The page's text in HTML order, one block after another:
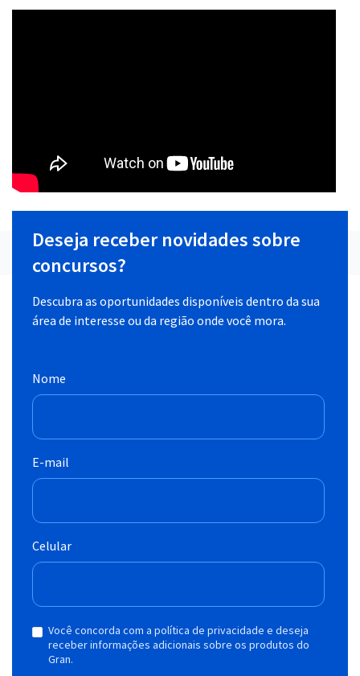
Deseja receber novidades sobre
concursos?
Descubra as oportunidades disponíveis dentro da sua
área de interesse ou da região onde você mora.
Nome
E-mail
Celular
Você concorda com a política de privacidade e deseja
receber informações adicionais sobre os produtos do
Gran.